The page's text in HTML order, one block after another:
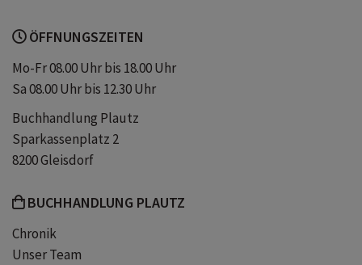
ÖFFNUNGSZEITEN
Mo-Fr 08.00 Uhr bis 18.00 Uhr
Sa 08.00 Uhr bis 12.30 Uhr
Buchhandlung Plautz
Sparkassenplatz 2
8200 Gleisdorf
BUCHHANDLUNG PLAUTZ
Chronik
Unser Team